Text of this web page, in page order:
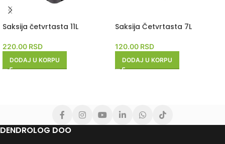
Saksija četvrtasta 11L
220.00 RSD
DODAJ U KORPU
Saksija Četvrtasta 7L
120.00 RSD
DODAJ U KORPU
DENDROLOG DOO